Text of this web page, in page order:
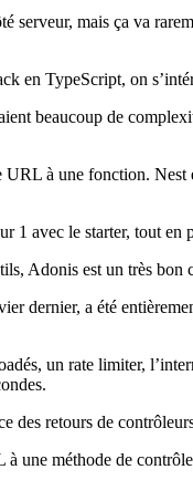
mais ça va
en TypeScript, on
beaucoup de
à une fonction.
avec le starter, tout en
Adonis est un très
dernier, a été
un rate limiter,
des retours de
méthode de